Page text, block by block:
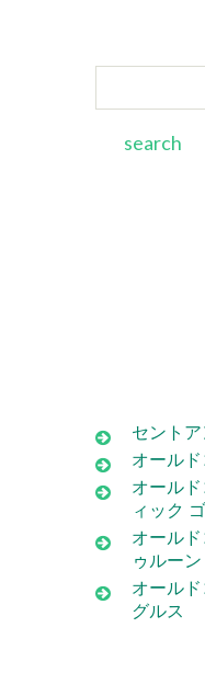
セント
オール
オール
ィック
オール
ゥルー
オール
グルス